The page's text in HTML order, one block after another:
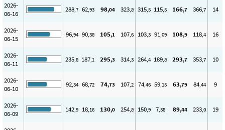
2026-
06-16
288,7 62,93 98,04 323,8 315,5 115,5 166,7 366,7 14
2026-
06-15
96,94 90,38 105,1 107,6 103,3 91,09 108,9 118,4 16
2026-
06-11
235,8 187,1 295,3 314,3 264,4 189,8 293,7 353,7 10
2026-
06-10
92,34 68,72 74,73 107,2 74,46 59,15 63,79 84,44 9
2026-
06-09
142,9 18,16 130,0 254,8 150,9 7,38 89,44 233,0 19